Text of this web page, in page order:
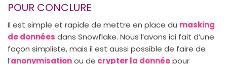
POUR CONCLURE
Il est simple et rapide de mettre en place du masking
de données dans Snowflake. Nous l’avons ici fait d’une
façon simpliste, mais il est aussi possible de faire de
l’anonymisationou de crypter la donnéepour